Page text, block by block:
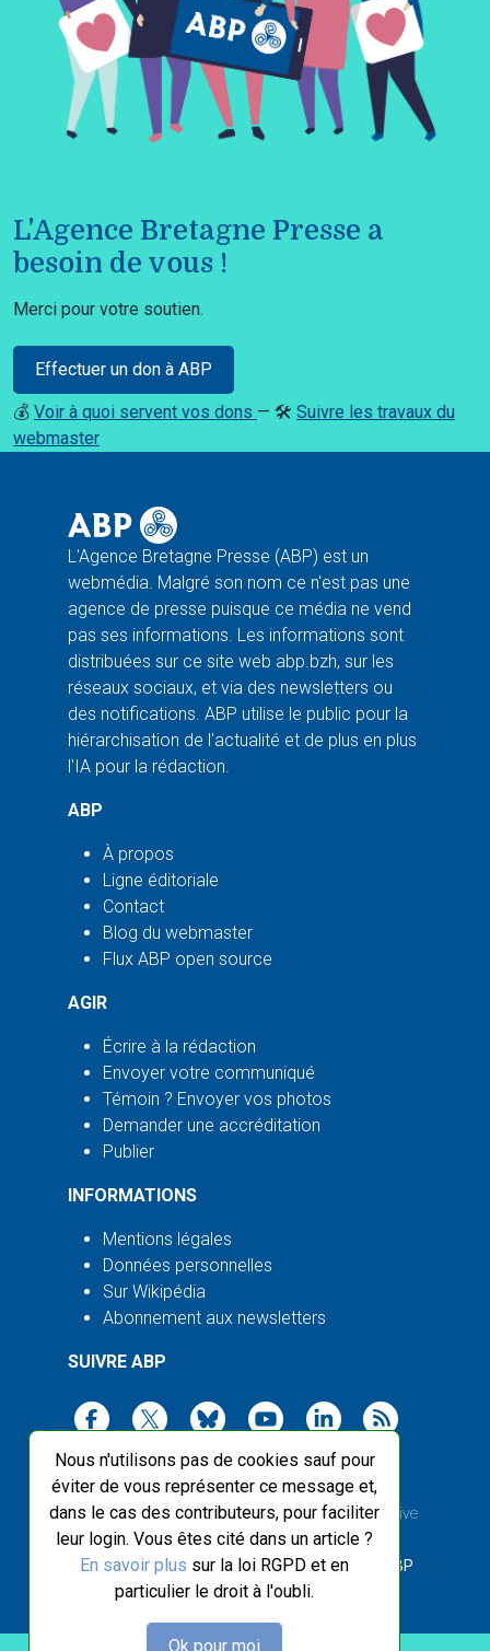
Nous n'utilisons pas de cookies sauf pour
éviter de vous représenter ce message et,
dans le cas des contributeurs, pour faciliter
leur login. Vous êtes cité dans un article ?
En savoir plus sur la loi RGPD et en
particulier le droit à l'oubli.
Ok pour moi
L'Agence Bretagne Presse a
besoin de vous !
Merci pour votre soutien.
Effectuer un don à ABP
💰 Voir à quoi servent vos dons — 🛠️ Suivre les travaux du
webmaster
L'Agence Bretagne Presse (ABP) est un
webmédia. Malgré son nom ce n'est pas une
agence de presse puisque ce média ne vend
pas ses informations. Les informations sont
distribuées sur ce site web abp.bzh, sur les
réseaux sociaux, et via des newsletters ou
des notifications. ABP utilise le public pour la
hiérarchisation de l'actualité et de plus en plus
l'IA pour la rédaction.
ABP
À propos
Ligne éditoriale
Contact
Blog du webmaster
Flux ABP open source
AGIR
Écrire à la rédaction
Envoyer votre communiqué
Témoin ? Envoyer vos photos
Demander une accréditation
Publier
INFORMATIONS
Mentions légales
Données personnelles
Sur Wikipédia
Abonnement aux newsletters
SUIVRE ABP
2003-2026 ©Agence Bretagne Presse, sauf Creative
Commons
Front-end design :Breizhek Studio , Back-end : ABP